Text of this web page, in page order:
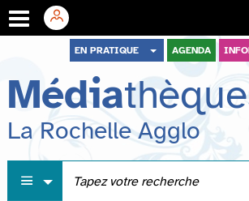
menu
contenu
recherche
EN PRATIQUE AGENDA
Média
La Rochelle Agglo